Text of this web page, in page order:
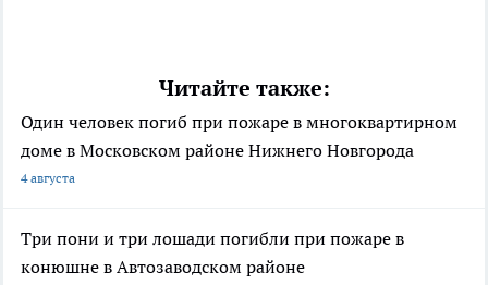
Читайте также:
Один человек погиб при пожаре в многоквартирном
доме в Московском районе Нижнего Новгорода
4 августа
Три пони и три лошади погибли при пожаре в
конюшне в Автозаводском районе